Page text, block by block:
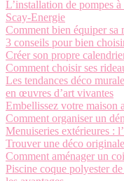
L’installation de pompes
Scay-Energie
Comment bien équiper sa
3 conseils pour bien
Créer son propre
Comment choisir ses
Les tendances déco
en œuvres d’art vivantes
Embellissez votre maison
Comment organiser un
Menuiseries extérieures :
Trouver une déco
Comment aménager un
Piscine coque polyester